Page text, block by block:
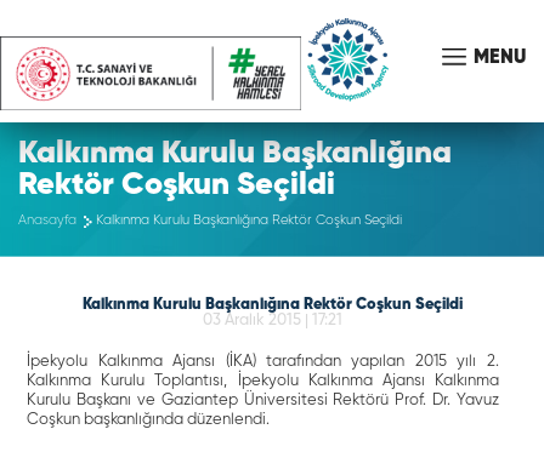
MENU
Kalkınma Kurulu Başkanlığına
Rektör Coşkun Seçildi
Anasayfa Kalkınma Kurulu Başkanlığına Rektör Coşkun Seçildi
Kalkınma Kurulu Başkanlığına Rektör Coşkun Seçildi
03 Aralık 2015 | 17:21
İpekyolu Kalkınma Ajansı (İKA) tarafından yapılan 2015 yılı 2.
Kalkınma Kurulu Toplantısı, İpekyolu Kalkınma Ajansı Kalkınma
Kurulu Başkanı ve Gaziantep Üniversitesi Rektörü Prof. Dr. Yavuz
Coşkun başkanlığında düzenlendi.